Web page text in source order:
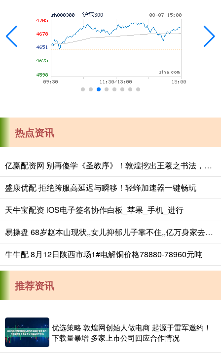
热点资讯
亿赢配资网 别再傻学《圣教序》！敦煌挖出王羲之书法，字字无损，揭露祖传笔法
盛康优配 拒绝跨服高延迟与瞬移！轻蜂加速器一键畅玩
天牛宝配资 iOS电子签名协作白板_苹果_手机_进行
易操盘 68岁赵本山现状,,女儿抑郁儿子靠不住,,亿万身家去向揭秘_球球_父亲_网友
牛牛配 8月12日陕西市场1#电解铜价格78880-78960元吨
推荐资讯
优选策略 敦煌网创始人做电商 起源于雷军邀约！
下载量暴增 多家上市公司回应合作情况